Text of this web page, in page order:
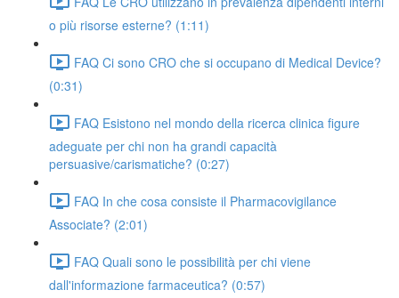
o più risorse esterne? (1:11)
FAQ Ci sono CRO che si occupano di Medical Device?
(0:31)
FAQ Esistono nel mondo della ricerca clinica figure
adeguate per chi non ha grandi capacità
persuasive/carismatiche? (0:27)
FAQ In che cosa consiste il Pharmacovigilance
Associate? (2:01)
FAQ Quali sono le possibilità per chi viene
dall'informazione farmaceutica? (0:57)